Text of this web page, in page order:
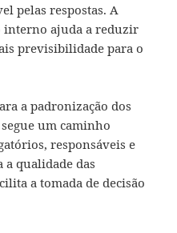
pelas respostas. A
interno ajuda a reduzir
previsibilidade para o
a padronização dos
um caminho
responsáveis e
a qualidade das
a tomada de decisão